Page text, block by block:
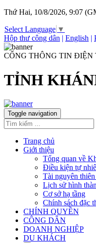
Thứ Hai, 10/8/2026, 9:07
Select Language ▼
Hộp thư công dân | English |
CỔNG THÔNG TIN ĐIỆN
TỈNH
Toggle navigation
Trang chủ
Giới thiệu
Tổng quan về
Điều kiện tự
Tài nguyên
Lịch sử hình
Cơ sở hạ tầng
Chính sách đặc
CHÍNH QUYỀN
CÔNG DÂN
DOANH NGHIỆP
DU KHÁCH